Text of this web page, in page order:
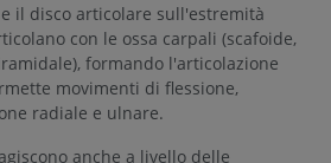
il disco articolare sull'estremità
con le ossa carpali (scafoide,
formando l'articolazione
movimenti di flessione,
radiale e ulnare.
anche a livello delle